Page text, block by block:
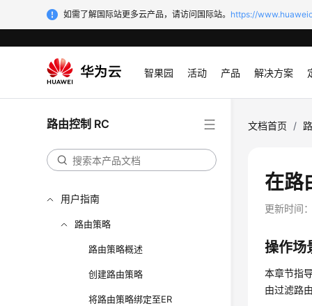
如需了解国际站更多云产品，请访问国际站。 https://
智果园 活动 产品 解决方案
路由控制 RC
用户指南
路由策略
路由策略概述
创建路由策略
将路由策略绑定至ER
文档首页 /
在路
更新时间
操作场
本章节指
由过滤路